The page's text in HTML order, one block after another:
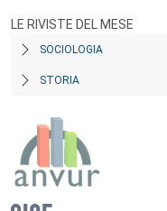
LE RIVISTE DEL MESE
SOCIOLOGIA
STORIA